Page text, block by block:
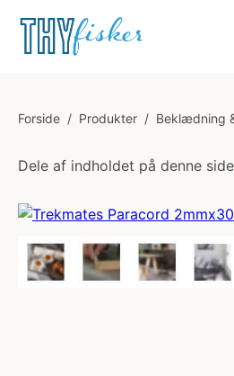
Forside / Produkter / Beklædning
Dele af indholdet på denne